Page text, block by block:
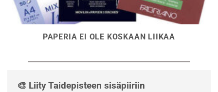
PAPERIA EI OLE KOSKAAN LIIKAA
🎨 Liity Taidepisteen sisäpiiriin